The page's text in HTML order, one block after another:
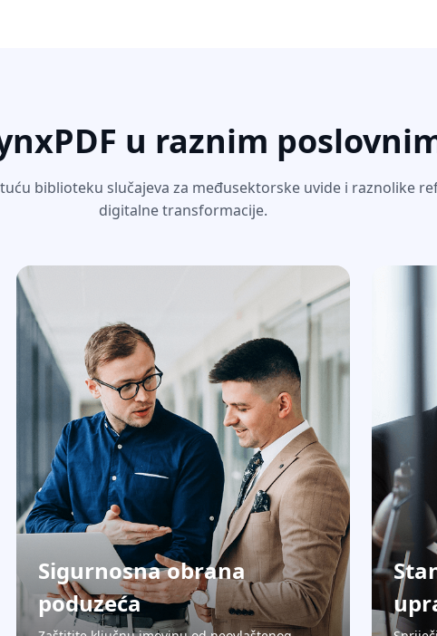
u raznim
biblioteku slučajeva za međusektorske uvide i raznolike
digitalne transformacije.
Sigurnosna obrana
poduzeća